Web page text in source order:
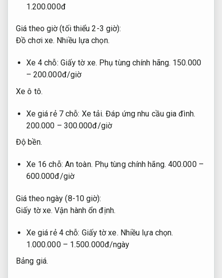
1.200.000đ
Giá theo giờ (tối thiểu 2-3 giờ):
Đồ chơi xe. Nhiều lựa chọn.
Xe 4 chỗ: Giấy tờ xe. Phụ tùng chính hãng. 150.000
– 200.000đ/giờ
Xe ô tô.
Xe giá rẻ 7 chỗ: Xe tải. Đáp ứng nhu cầu gia đình.
200.000 – 300.000đ/giờ
Độ bền.
Xe 16 chỗ: An toàn. Phụ tùng chính hãng. 400.000 –
600.000đ/giờ
Giá theo ngày (8-10 giờ):
Giấy tờ xe. Vận hành ổn định.
Xe giá rẻ 4 chỗ: Giấy tờ xe. Nhiều lựa chọn.
1.000.000 – 1.500.000đ/ngày
Bảng giá.